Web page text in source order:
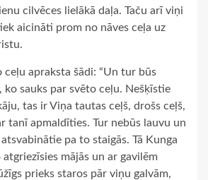
cilvēces lielākā daļa. Taču arī viņi
aicināti prom no nāves ceļa uz
ceļu apraksta šādi: “Un tur būs
ko sauks par svēto ceļu. Nešķīstie
tas ir Viņa tautas ceļš, drošs ceļš,
tanī apmaldīties. Tur nebūs lauvu un
pa to staigās. Tā Kunga
mājās un ar gavilēm
prieks staros pār viņu galvām,